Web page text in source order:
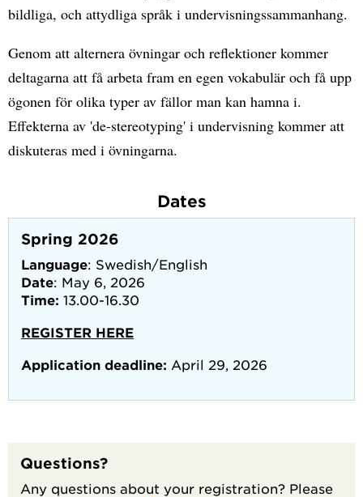
bildliga, och attydliga språk i undervisningssammanhang.
Genom att alternera övningar och reflektioner kommer
deltagarna att få arbeta fram en egen vokabulär och få upp
ögonen för olika typer av fällor man kan hamna i.
Effekterna av 'de-stereotyping' i undervisning kommer att
diskuteras med i övningarna.
Dates
Spring 2026
Language: Swedish/English
Date: May 6, 2026
Time: 13.00-16.30
REGISTER HERE
Application deadline: April 29, 2026
Questions?
Any questions about your registration? Please